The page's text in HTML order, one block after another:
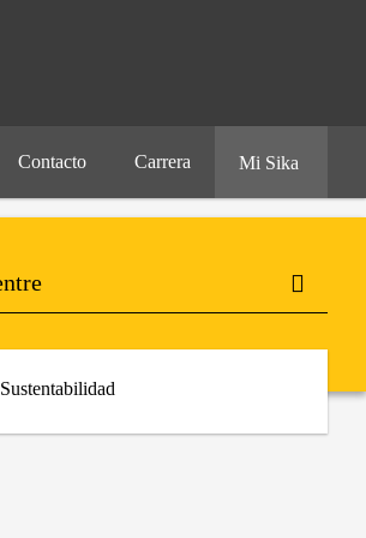
Contacto Carrera Mi Sika
Sustentabilidad